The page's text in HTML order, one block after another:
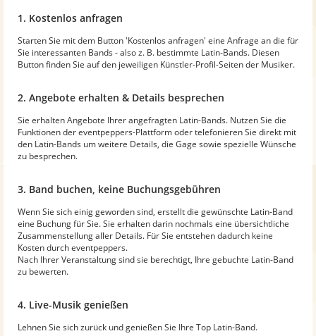
1. Kostenlos anfragen
Starten Sie mit dem Button 'Kostenlos anfragen' eine Anfrage an die für
Sie interessanten Bands - also z. B. bestimmte Latin-Bands. Diesen
Button finden Sie auf den jeweiligen Künstler-Profil-Seiten der Musiker.
2. Angebote erhalten & Details besprechen
Sie erhalten Angebote Ihrer angefragten Latin-Bands. Nutzen Sie die
Funktionen der eventpeppers-Plattform oder telefonieren Sie direkt mit
den Latin-Bands um weitere Details, die Gage sowie spezielle Wünsche
zu besprechen.
3. Band buchen, keine Buchungsgebühren
Wenn Sie sich einig geworden sind, erstellt die gewünschte Latin-Band
eine Buchung für Sie. Sie erhalten darin nochmals eine übersichtliche
Zusammenstellung aller Details. Für Sie entstehen dadurch keine
Kosten durch eventpeppers.
Nach Ihrer Veranstaltung sind sie berechtigt, Ihre gebuchte Latin-Band
zu bewerten.
4. Live-Musik genießen
Lehnen Sie sich zurück und genießen Sie Ihre Top Latin-Band.